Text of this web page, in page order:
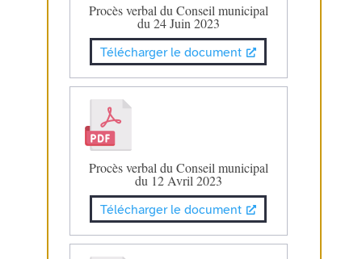
Procès verbal du Conseil municipal
du 24 Juin 2023
Télécharger le document
Procès verbal du Conseil municipal
du 12 Avril 2023
Télécharger le document